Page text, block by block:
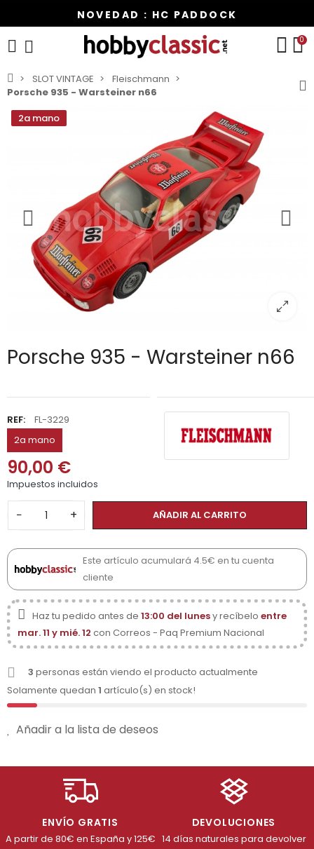
NOVEDAD : HC PADDOCK
0
SLOT VINTAGE
Fleischmann
Porsche 935 - Warsteiner n66
2a mano
Porsche 935 - Warsteiner n66
REF:
FL-3229
2a mano
90,00 €
Impuestos incluidos
− + AÑADIR AL CARRITO
Este artículo acumulará 4.5€ en tu cuenta
cliente
Haz tu pedido antes de 13:00 del lunesy recíbelo entre
mar. 11 y mié. 12 con Correos - Paq Premium Nacional
3 personas están viendo el producto actualmente
Solamente quedan 1 artículo(s) en stock!
Añadir a la lista de deseos
ENVÍO GRATIS
A partir de 80€ en España y 125€
DEVOLUCIONES
14 días naturales para devolver